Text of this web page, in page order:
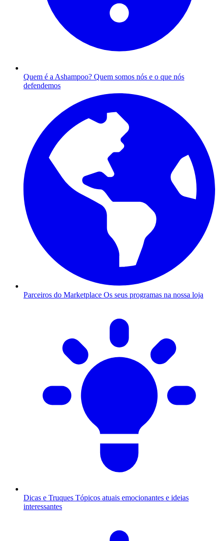
Quem é a Ashampoo? Quem somos nós e o que nós
defendemos
Parceiros do Marketplace Os seus programas na nossa loja
Dicas e Truques Tópicos atuais emocionantes e ideias
interessantes